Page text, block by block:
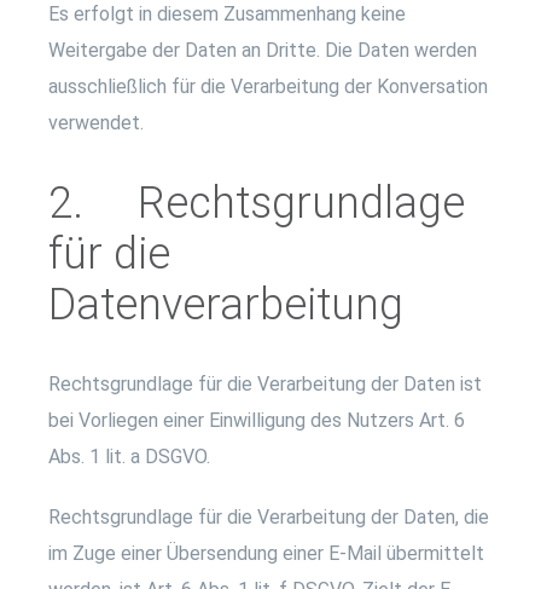
Es erfolgt in diesem Zusammenhang keine
Weitergabe der Daten an Dritte. Die Daten werden
ausschließlich für die Verarbeitung der Konversation
verwendet.
2. Rechtsgrundlage
für die
Datenverarbeitung
Rechtsgrundlage für die Verarbeitung der Daten ist
bei Vorliegen einer Einwilligung des Nutzers Art. 6
Abs. 1 lit. a DSGVO.
Rechtsgrundlage für die Verarbeitung der Daten, die
im Zuge einer Übersendung einer E-Mail übermittelt